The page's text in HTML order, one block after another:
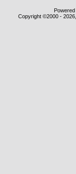
Copyright ©2000 -